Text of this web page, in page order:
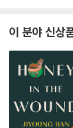
이 분야 신상